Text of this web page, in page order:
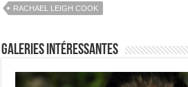
RACHAEL LEIGH COOK
Galeries intéressantes